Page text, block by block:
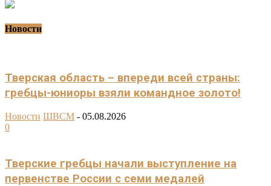
Новости
Тверская область – впереди всей страны:
гребцы-юниоры взяли командное золото!
Новости ШВСМ - 05.08.2026
0
Тверские гребцы начали выступление на
первенстве России с семи медалей